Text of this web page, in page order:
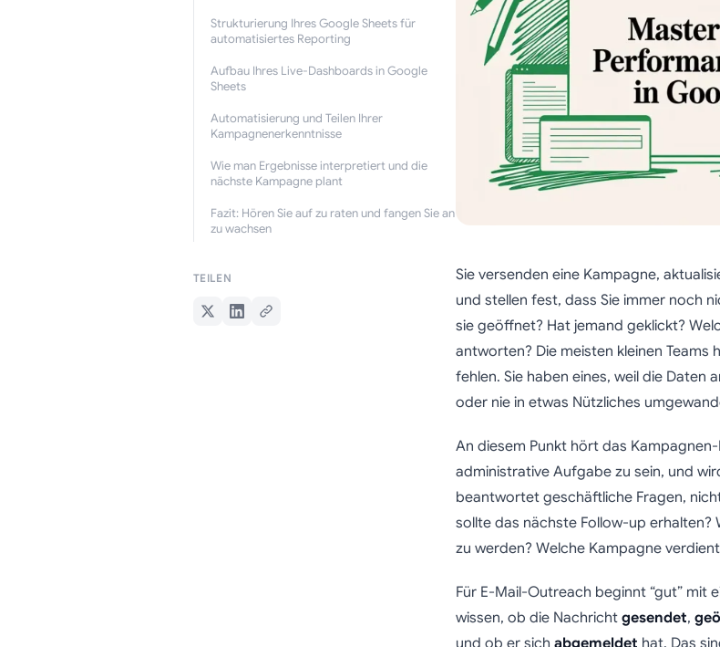
Strukturierung Ihres Google Sheets für
automatisiertes Reporting
Aufbau Ihres Live-Dashboards in Google
Sheets
Automatisierung und Teilen Ihrer
Kampagnenerkenntnisse
Wie man Ergebnisse interpretiert und die
nächste Kampagne plant
Fazit: Hören Sie auf zu raten und fangen Sie an
zu wachsen
TEILEN
Sie versenden eine Kampagne,
und stellen fest, dass Sie immer noch
sie geöffnet? Hat jemand geklickt?
antworten? Die meisten kleinen Teams
fehlen. Sie haben eines, weil die Daten
oder nie in etwas Nützliches
An diesem Punkt hört das
administrative Aufgabe zu sein, und
beantwortet geschäftliche Fragen,
sollte das nächste Follow-up
zu werden? Welche Kampagne
Für E-Mail-Outreach beginnt “gut” mit
wissen, ob die Nachricht gesendet,